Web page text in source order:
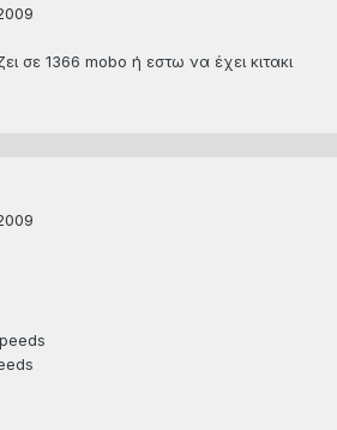
σε 1366 mobo ή εστω να έχει κιτακι